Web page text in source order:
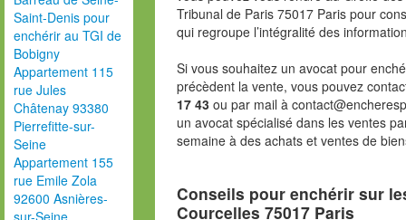
Saint-Denis pour
enchérir au TGI de
Bobigny
Appartement 115
rue Jules
Châtenay 93380
Pierrefitte-sur-
Seine
Appartement 155
rue Emile Zola
92600 Asnières-
sur-Seine
Tribunal de Paris 75017 Paris pour
qui regroupe l’intégralité des
Si vous souhaitez un avocat pour
précèdent la vente, vous pouvez
17 43 ou par mail à
un avocat spécialisé dans les ventes
semaine à des achats et ventes de
Conseils pour enchérir sur
Courcelles 75017 Paris